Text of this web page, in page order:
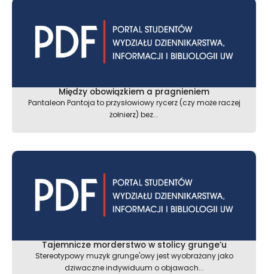
Między obowiązkiem a pragnieniem
Pantaleon Pantoja to przysłowiowy rycerz (czy może raczej
żołnierz) bez...
Tajemnicze morderstwo w stolicy grunge’u
Stereotypowy muzyk grunge'owy jest wyobrażany jako
dziwaczne indywiduum o objawach...